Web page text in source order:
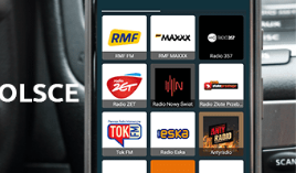
Vevo Reggaetón Podcast